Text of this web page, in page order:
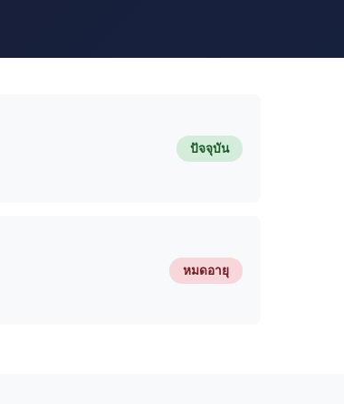
ปัจจุบัน
หมดอายุ